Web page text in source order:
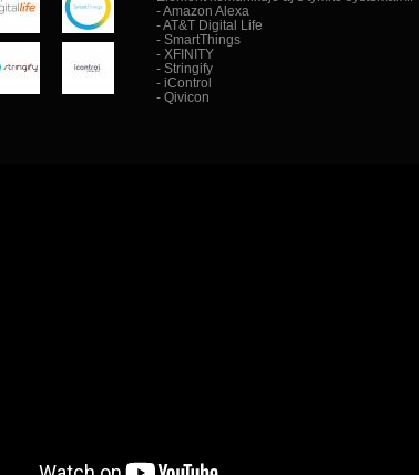
- Amazon Alexa
- AT&T Digital Life
- SmartThings
- XFINITY
- Stringify
- iControl
- Qivicon